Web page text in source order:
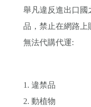
舉凡違反進出口國
品，禁止在網路上
無法代購代運:
1. 違禁品
2. 動植物